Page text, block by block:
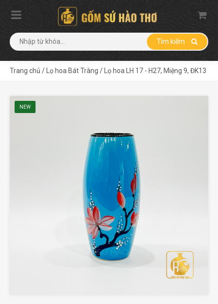
Tìm kiếm
Trang chủ / Lọ hoa Bát Tràng / Lọ hoa LH 17 - H27, Miệng 9, ĐK13
NEW